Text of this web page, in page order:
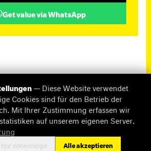
Get value via WhatsApp
briefmarken-pruefer.de
ImpressumDatenschutz
Kontakt
— Diese Website verwendet
Cookies sind für den Betrieb der
Mit Ihrer Zustimmung erfassen wir
auf unserem eigenen Server.
Nur notwendige Alle akzeptieren